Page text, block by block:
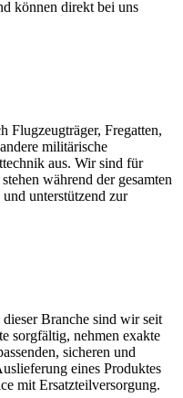
können direkt bei uns
Flugzeugträger, Fregatten,
militärische
aus. Wir sind für
während der gesamten
unterstützend zur
Branche sind wir seit
sorgfältig, nehmen exakte
sicheren und
eines Produktes
mit Ersatzteilversorgung.